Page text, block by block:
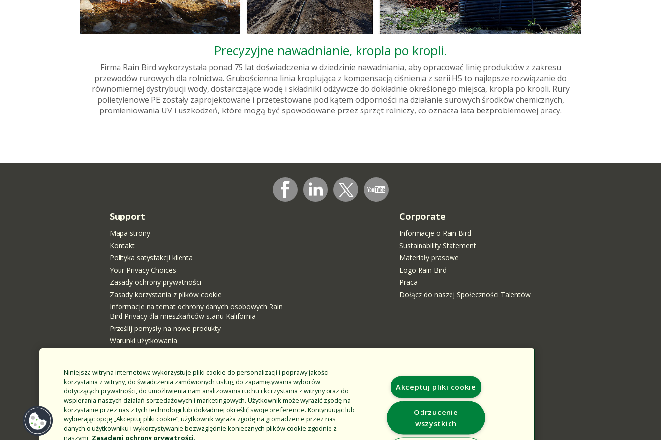
Precyzyjne nawadnianie, kropla po kropli.
Firma Rain Bird wykorzystała ponad 75 lat doświadczenia w dziedzinie nawadniania, aby opracować linię produktów z zakresu
przewodów rurowych dla rolnictwa. Grubościenna linia kroplująca z kompensacją ciśnienia z serii H5 to najlepsze rozwiązanie do
równomiernej dystrybucji wody, dostarczające wodę i składniki odżywcze do dokładnie określonego miejsca, kropla po kropli. Rury
polietylenowe PE zostały zaprojektowane i przetestowane pod kątem odporności na działanie surowych środków chemicznych,
promieniowania UV i uszkodzeń, które mogą być spowodowane przez sprzęt rolniczy, co oznacza lata bezproblemowej pracy.
Support
Mapa strony
Kontakt
Polityka satysfakcji klienta
Your Privacy Choices
Zasady ochrony prywatności
Zasady korzystania z plików cookie
Informacje na temat ochrony danych osobowych Rain
Bird Privacy dla mieszkańców stanu Kalifornia
Prześlij pomysły na nowe produkty
Warunki użytkowania
Corporate
Informacje o Rain Bird
Sustainability Statement
Materiały prasowe
Logo Rain Bird
Praca
Dołącz do naszej Społeczności Talentów
Additional Sites
Usługi i szkolenia Rain Bird
Sklep internetowy z produktami do pól golfowych Rain
Bird
Niniejsza witryna internetowa wykorzystuje pliki cookie do personalizacji i poprawy jakości
korzystania z witryny, do świadczenia zamówionych usług, do zapamiętywania wyborów
dotyczących prywatności, do umożliwienia nam analizowania ruchu i korzystania z witryny oraz do
wspierania naszych działań sprzedażowych i marketingowych. Użytkownik może wyrazić zgodę na
korzystanie przez nas z tych technologii lub dokładniej określić swoje preferencje. Kontynuując lub
wybierając opcję „Akceptuj pliki cookie”, użytkownik wyraża zgodę na gromadzenie przez nas
danych o użytkowniku i wykorzystywanie bezwzględnie koniecznych plików cookie zgodnie z
naszymi Zasadami ochrony prywatności.
Akceptuj pliki cookie
Odrzucenie
wszystkich